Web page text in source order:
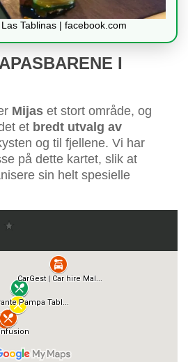
Tablinas | facebook.com
I
Mijas et stort område, og
et bredt utvalg av
og til fjellene. Vi har
på dette kartet, slik at
sin helt spesielle